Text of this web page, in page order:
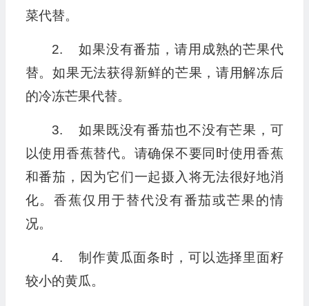
菜代替。
2. 如果没有番茄，请用成熟的芒果代
替。如果无法获得新鲜的芒果，请用解冻后
的冷冻芒果代替。
3. 如果既没有番茄也不没有芒果，可
以使用香蕉替代。请确保不要同时使用香蕉
和番茄，因为它们一起摄入将无法很好地消
化。香蕉仅用于替代没有番茄或芒果的情
况。
4. 制作黄瓜面条时，可以选择里面籽
较小的黄瓜。